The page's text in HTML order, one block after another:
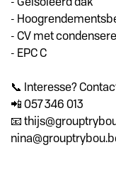
-
- CV met
- EPC C
📞 Interesse?
📲 057 346 013
📧